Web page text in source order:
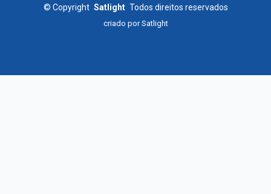
© Copyright Satlight Todos direitos reservados
criado porSatlight